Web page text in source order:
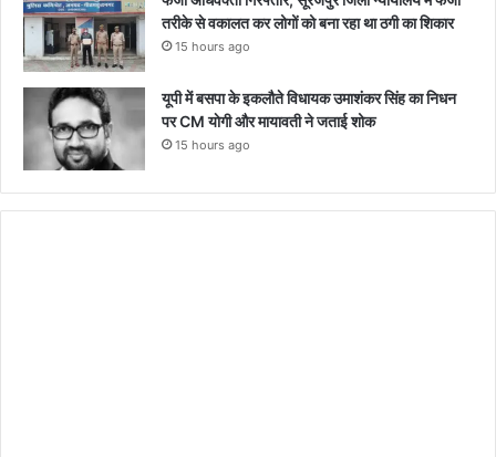
तरीके से वकालत कर लोगों को बना रहा था ठगी का शिकार
15 hours ago
यूपी में बसपा के इकलौते विधायक उमाशंकर सिंह का निधन
पर CM याेगी और मायावती ने जताई शोक
15 hours ago